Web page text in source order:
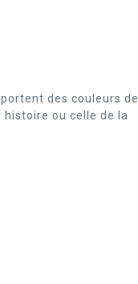
portent des couleurs de
ou celle de la